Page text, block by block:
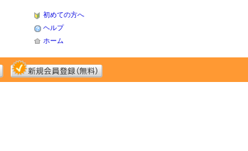
初めての方へ
ヘルプ
ホーム